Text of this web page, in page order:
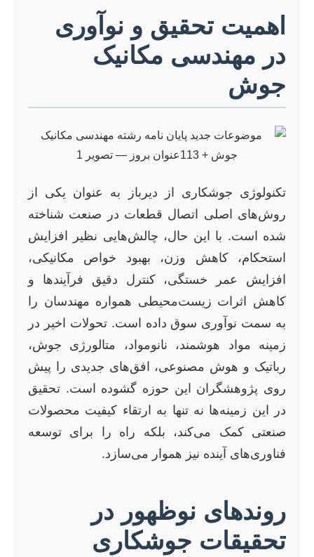
اهمیت تحقیق و نوآوری
در مهندسی مکانیک
جوش
تکنولوژی جوشکاری از دیرباز به عنوان یکی از
روش‌های اصلی اتصال قطعات در صنعت شناخته
شده است. با این حال، چالش‌هایی نظیر افزایش
استحکام، کاهش وزن، بهبود خواص مکانیکی،
افزایش عمر خستگی، کنترل دقیق فرآیندها و
کاهش اثرات زیست‌محیطی همواره مهندسان را
به سمت نوآوری سوق داده است. تحولات اخیر در
زمینه مواد هوشمند، نانومواد، متالورژی جوش،
رباتیک و هوش مصنوعی، افق‌های جدیدی را پیش
روی پژوهشگران این حوزه گشوده است. تحقیق
در این زمینه‌ها نه تنها به ارتقاء کیفیت محصولات
صنعتی کمک می‌کند، بلکه راه را برای توسعه
فناوری‌های آینده نیز هموار می‌سازد.
روندهای نوظهور در
تحقیقات جوشکاری